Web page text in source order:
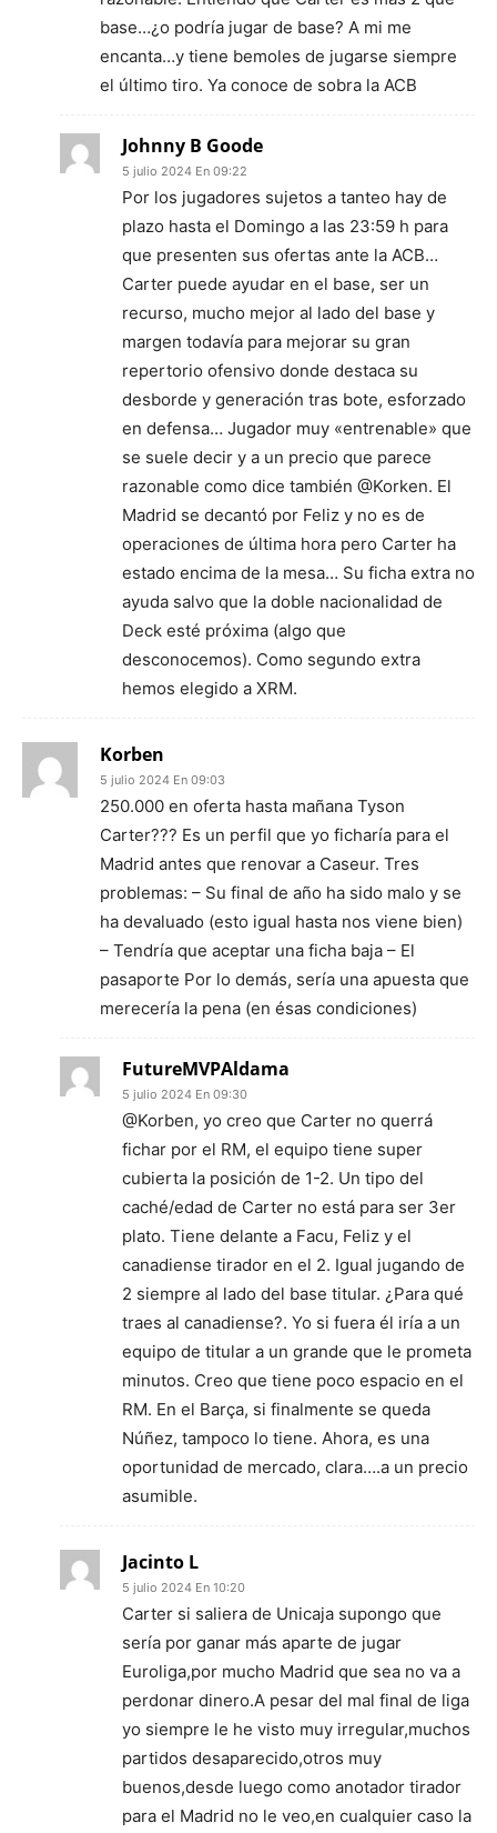
base…¿o podría jugar de base? A mi me
encanta…y tiene bemoles de jugarse siempre
el último tiro. Ya conoce de sobra la ACB
Johnny B Goode
5 julio 2024 En 09:22
Por los jugadores sujetos a tanteo hay de
plazo hasta el Domingo a las 23:59 h para
que presenten sus ofertas ante la ACB…
Carter puede ayudar en el base, ser un
recurso, mucho mejor al lado del base y
margen todavía para mejorar su gran
repertorio ofensivo donde destaca su
desborde y generación tras bote, esforzado
en defensa… Jugador muy «entrenable» que
se suele decir y a un precio que parece
razonable como dice también @Korken. El
Madrid se decantó por Feliz y no es de
operaciones de última hora pero Carter ha
estado encima de la mesa… Su ficha extra no
ayuda salvo que la doble nacionalidad de
Deck esté próxima (algo que
desconocemos). Como segundo extra
hemos elegido a XRM.
Korben
5 julio 2024 En 09:03
250.000 en oferta hasta mañana Tyson
Carter??? Es un perfil que yo ficharía para el
Madrid antes que renovar a Caseur. Tres
problemas: – Su final de año ha sido malo y se
ha devaluado (esto igual hasta nos viene bien)
– Tendría que aceptar una ficha baja – El
pasaporte Por lo demás, sería una apuesta que
merecería la pena (en ésas condiciones)
FutureMVPAldama
5 julio 2024 En 09:30
@Korben, yo creo que Carter no querrá
fichar por el RM, el equipo tiene super
cubierta la posición de 1-2. Un tipo del
caché/edad de Carter no está para ser 3er
plato. Tiene delante a Facu, Feliz y el
canadiense tirador en el 2. Igual jugando de
2 siempre al lado del base titular. ¿Para qué
traes al canadiense?. Yo si fuera él iría a un
equipo de titular a un grande que le prometa
minutos. Creo que tiene poco espacio en el
RM. En el Barça, si finalmente se queda
Núñez, tampoco lo tiene. Ahora, es una
oportunidad de mercado, clara….a un precio
asumible.
Jacinto L
5 julio 2024 En 10:20
Carter si saliera de Unicaja supongo que
sería por ganar más aparte de jugar
Euroliga,por mucho Madrid que sea no va a
perdonar dinero.A pesar del mal final de liga
yo siempre le he visto muy irregular,muchos
partidos desaparecido,otros muy
buenos,desde luego como anotador tirador
para el Madrid no le veo,en cualquier caso la